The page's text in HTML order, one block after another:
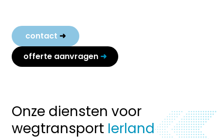
contact ➜
offerte aanvragen ➜
Onze diensten voor
wegtransport Ierland